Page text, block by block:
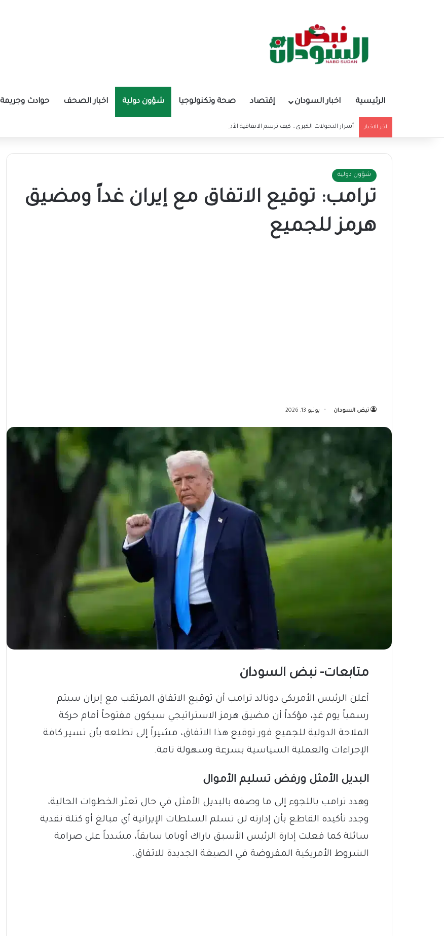
الرئيسية اخبار السودان إقتصاد صحة وتكنولوجيا شؤون دولية اخبار الصحف حوادث وجريمة
اخر الاخبار أسرار التحولات الكبرى.. كيف ترسم الاتفاقية الأمريكية الإيرانية موازين القوى بالمنطقة؟
شؤون دولية
ترامب: توقيع الاتفاق مع إيران غداً ومضيق
هرمز للجميع
نبض السودان يونيو 13, 2026
متابعات- نبض السودان
أعلن الرئيس الأمريكي دونالد ترامب أن توقيع الاتفاق المرتقب مع إيران سيتم
رسمياً يوم غدٍ، مؤكداً أن مضيق هرمز الاستراتيجي سيكون مفتوحاً أمام حركة
الملاحة الدولية للجميع فور توقيع هذا الاتفاق، مشيراً إلى تطلعه بأن تسير كافة
الإجراءات والعملية السياسية بسرعة وسهولة تامة.
البديل الأمثل ورفض تسليم الأموال
وهدد ترامب باللجوء إلى ما وصفه بالبديل الأمثل في حال تعثر الخطوات الحالية،
وجدد تأكيده القاطع بأن إدارته لن تسلم السلطات الإيرانية أي مبالغ أو كتلة نقدية
سائلة كما فعلت إدارة الرئيس الأسبق باراك أوباما سابقاً، مشدداً على صرامة
الشروط الأمريكية المفروضة في الصيغة الجديدة للاتفاق.